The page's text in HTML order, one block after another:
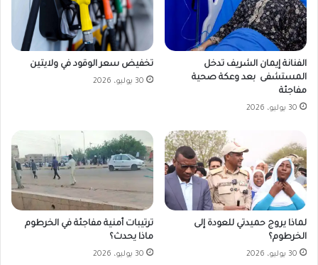
الفنانة إيمان الشريف تدخل
المستشفى بعد وعكة صحية
مفاجئة
30 يوليو، 2026
تخفيض سعر الوقود في ولايتين
30 يوليو، 2026
لماذا يروج حميدتي للعودة إلى
الخرطوم؟
30 يوليو، 2026
ترتيبات أمنية مفاجئة في الخرطوم
ماذا يحدث؟
30 يوليو، 2026